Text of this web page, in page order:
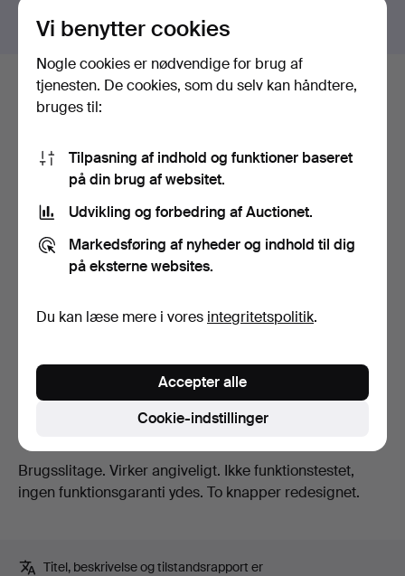
Få foretaget en gratis vurdering!
Budhistorik
19 sep, 12:22
18 sep, 11:25 952 USD
Klaverharmonika. Højde ca 55 cm. Taske medfølger.
Tilstandsrapport
Brugsslitage. Virker angiveligt. Ikke funktionstestet,
ingen funktionsgaranti ydes. To knapper redesignet.
Titel, beskrivelse og tilstandsrapport er
Vi benytter cookies
Nogle cookies er nødvendige for brug af
tjenesten. De cookies, som du selv kan håndtere,
bruges til:
Tilpasning af indhold og funktioner baseret
på din brug af websitet.
Udvikling og forbedring af Auctionet.
Markedsføring af nyheder og indhold til dig
på eksterne websites.
Du kan læse mere i vores integritetspolitik.
Cookie-indstillinger
Accepter alle